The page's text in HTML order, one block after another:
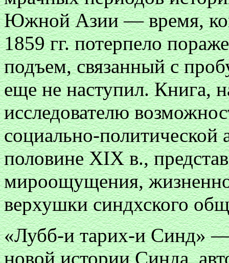
Южной Азии — время,
1859 гг. потерпело
подъем, связанный с
еще не наступил. Книга,
исследователю
социально-
половине XIX в.,
мироощущения,
верхушки синдхского
«Лубб-и тарих-и Синд»
новой истории Синда,